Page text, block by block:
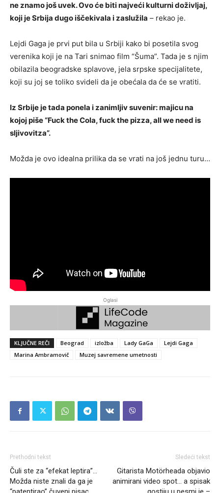
ne znamo još uvek. Ovo će biti najveći kulturni doživljaj,
koji je Srbija dugo iščekivala i zaslužila – rekao je.
Lejdi Gaga je prvi put bila u Srbiji kako bi posetila svog
verenika koji je na Tari snimao film “Šuma”. Tada je s njim
obilazila beogradske splavove, jela srpske specijalitete,
koji su joj se toliko svideli da je obećala da će se vratiti.
Iz Srbije je tada ponela i zanimljiv suvenir: majicu na
kojoj piše “Fuck the Cola, fuck the pizza, all we need is
sljivovitza”.
Možda je ovo idealna prilika da se vrati na još jednu turu…
Oglasi
KLJUČNE REČI Beograd izložba Lady GaGa
Lejdi Gaga
Marina Ambramovič
Muzej savremene umetnosti
Prethodni tekst
Čuli ste za “efekat leptira”…
Možda niste znali da ga je
Sledeći tekst
Gitarista Motörheada objavio
animirani video spot… a spisak